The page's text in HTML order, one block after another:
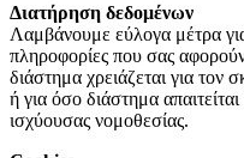
Διατήρηση δεδομένων
Λαμβάνουμε εύλογα μέτρα
πληροφορίες που σας
διάστημα χρειάζεται για τον
ή για όσο διάστημα
ισχύουσας νομοθεσίας.